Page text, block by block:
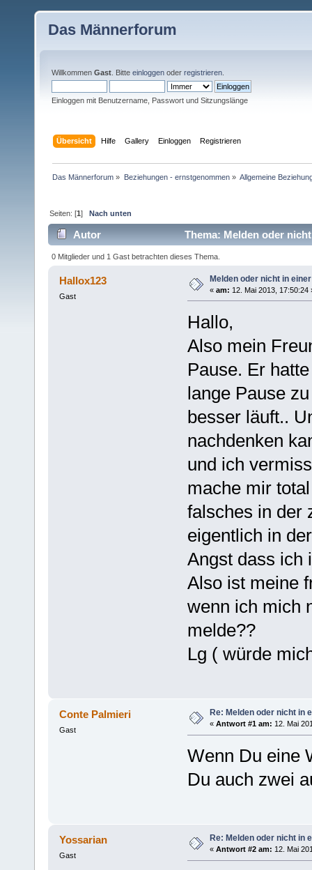
Das Männerforum
Willkommen Gast . Bitte einloggen oder registrieren
Einloggen mit Benutzername, Passwort und Sitzungslänge
Übersicht Hilfe Gallery Einloggen Registrieren
Das Männerforum » Beziehungen - ernstgenommen» Allgemeine
Seiten: [1]Nach unten
Autor Thema: Melden oder
0 Mitglieder und 1 Gast betrachten dieses Thema.
Hallox123
Gast
Melden oder nicht in
« am: 12. Mai 2013, 17:50:24
Hallo,
Also mein
Pause. Er
lange Pause
besser läuft..
nachdenken
und ich
mache mir
falsches in der
eigentlich in
Angst dass ich
Also ist meine
wenn ich mich
melde??
Lg ( würde
Conte Palmieri
Gast
Re: Melden oder nicht in
« Antwort #1 am: 12. Mai
Wenn Du eine
Du auch zwei
Yossarian
Gast
Re: Melden oder nicht in
« Antwort #2 am: 12. Mai